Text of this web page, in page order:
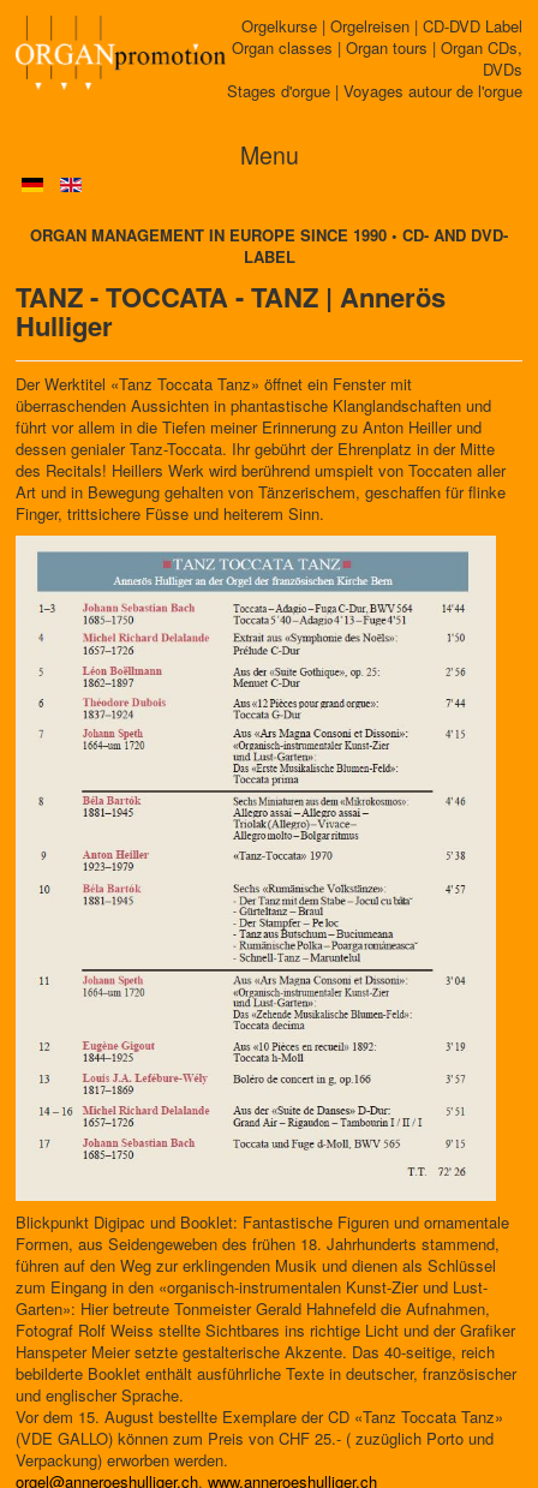
Orgelkurse | Orgelreisen | CD-DVD Label
Organ classes | Organ tours | Organ CDs,
DVDs
Stages d'orgue | Voyages autour de l'orgue
Menu
ORGAN MANAGEMENT IN EUROPE SINCE 1990 • CD- AND DVD-
LABEL
TANZ - TOCCATA - TANZ | Annerös
Hulliger
Der Werktitel «Tanz Toccata Tanz» öffnet ein Fenster mit
überraschenden Aussichten in phantastische Klanglandschaften und
führt vor allem in die Tiefen meiner Erinnerung zu Anton Heiller und
dessen genialer Tanz-Toccata. Ihr gebührt der Ehrenplatz in der Mitte
des Recitals! Heillers Werk wird berührend umspielt von Toccaten aller
Art und in Bewegung gehalten von Tänzerischem, geschaffen für flinke
Finger, trittsichere Füsse und heiterem Sinn.
Blickpunkt Digipac und Booklet: Fantastische Figuren und ornamentale
Formen, aus Seidengeweben des frühen 18. Jahrhunderts stammend,
führen auf den Weg zur erklingenden Musik und dienen als Schlüssel
zum Eingang in den «organisch-instrumentalen Kunst-Zier und Lust-
Garten»: Hier betreute Tonmeister Gerald Hahnefeld die Aufnahmen,
Fotograf Rolf Weiss stellte Sichtbares ins richtige Licht und der Grafiker
Hanspeter Meier setzte gestalterische Akzente. Das 40-seitige, reich
bebilderte Booklet enthält ausführliche Texte in deutscher, französischer
und englischer Sprache.
Vor dem 15. August bestellte Exemplare der CD «Tanz Toccata Tanz»
(VDE GALLO) können zum Preis von CHF 25.- ( zuzüglich Porto und
Verpackung) erworben werden.
orgel@anneroeshulliger.ch, www.anneroeshulliger.ch